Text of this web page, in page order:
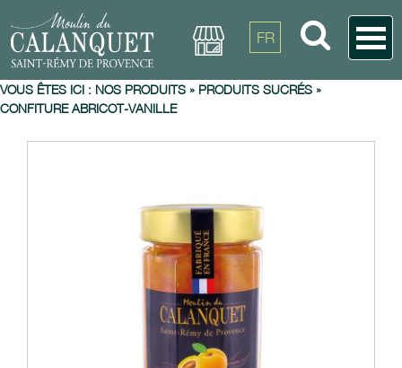
FR
VOUS ÊTES ICI : NOS PRODUITS » PRODUITS SUCRÉS »
CONFITURE ABRICOT-VANILLE